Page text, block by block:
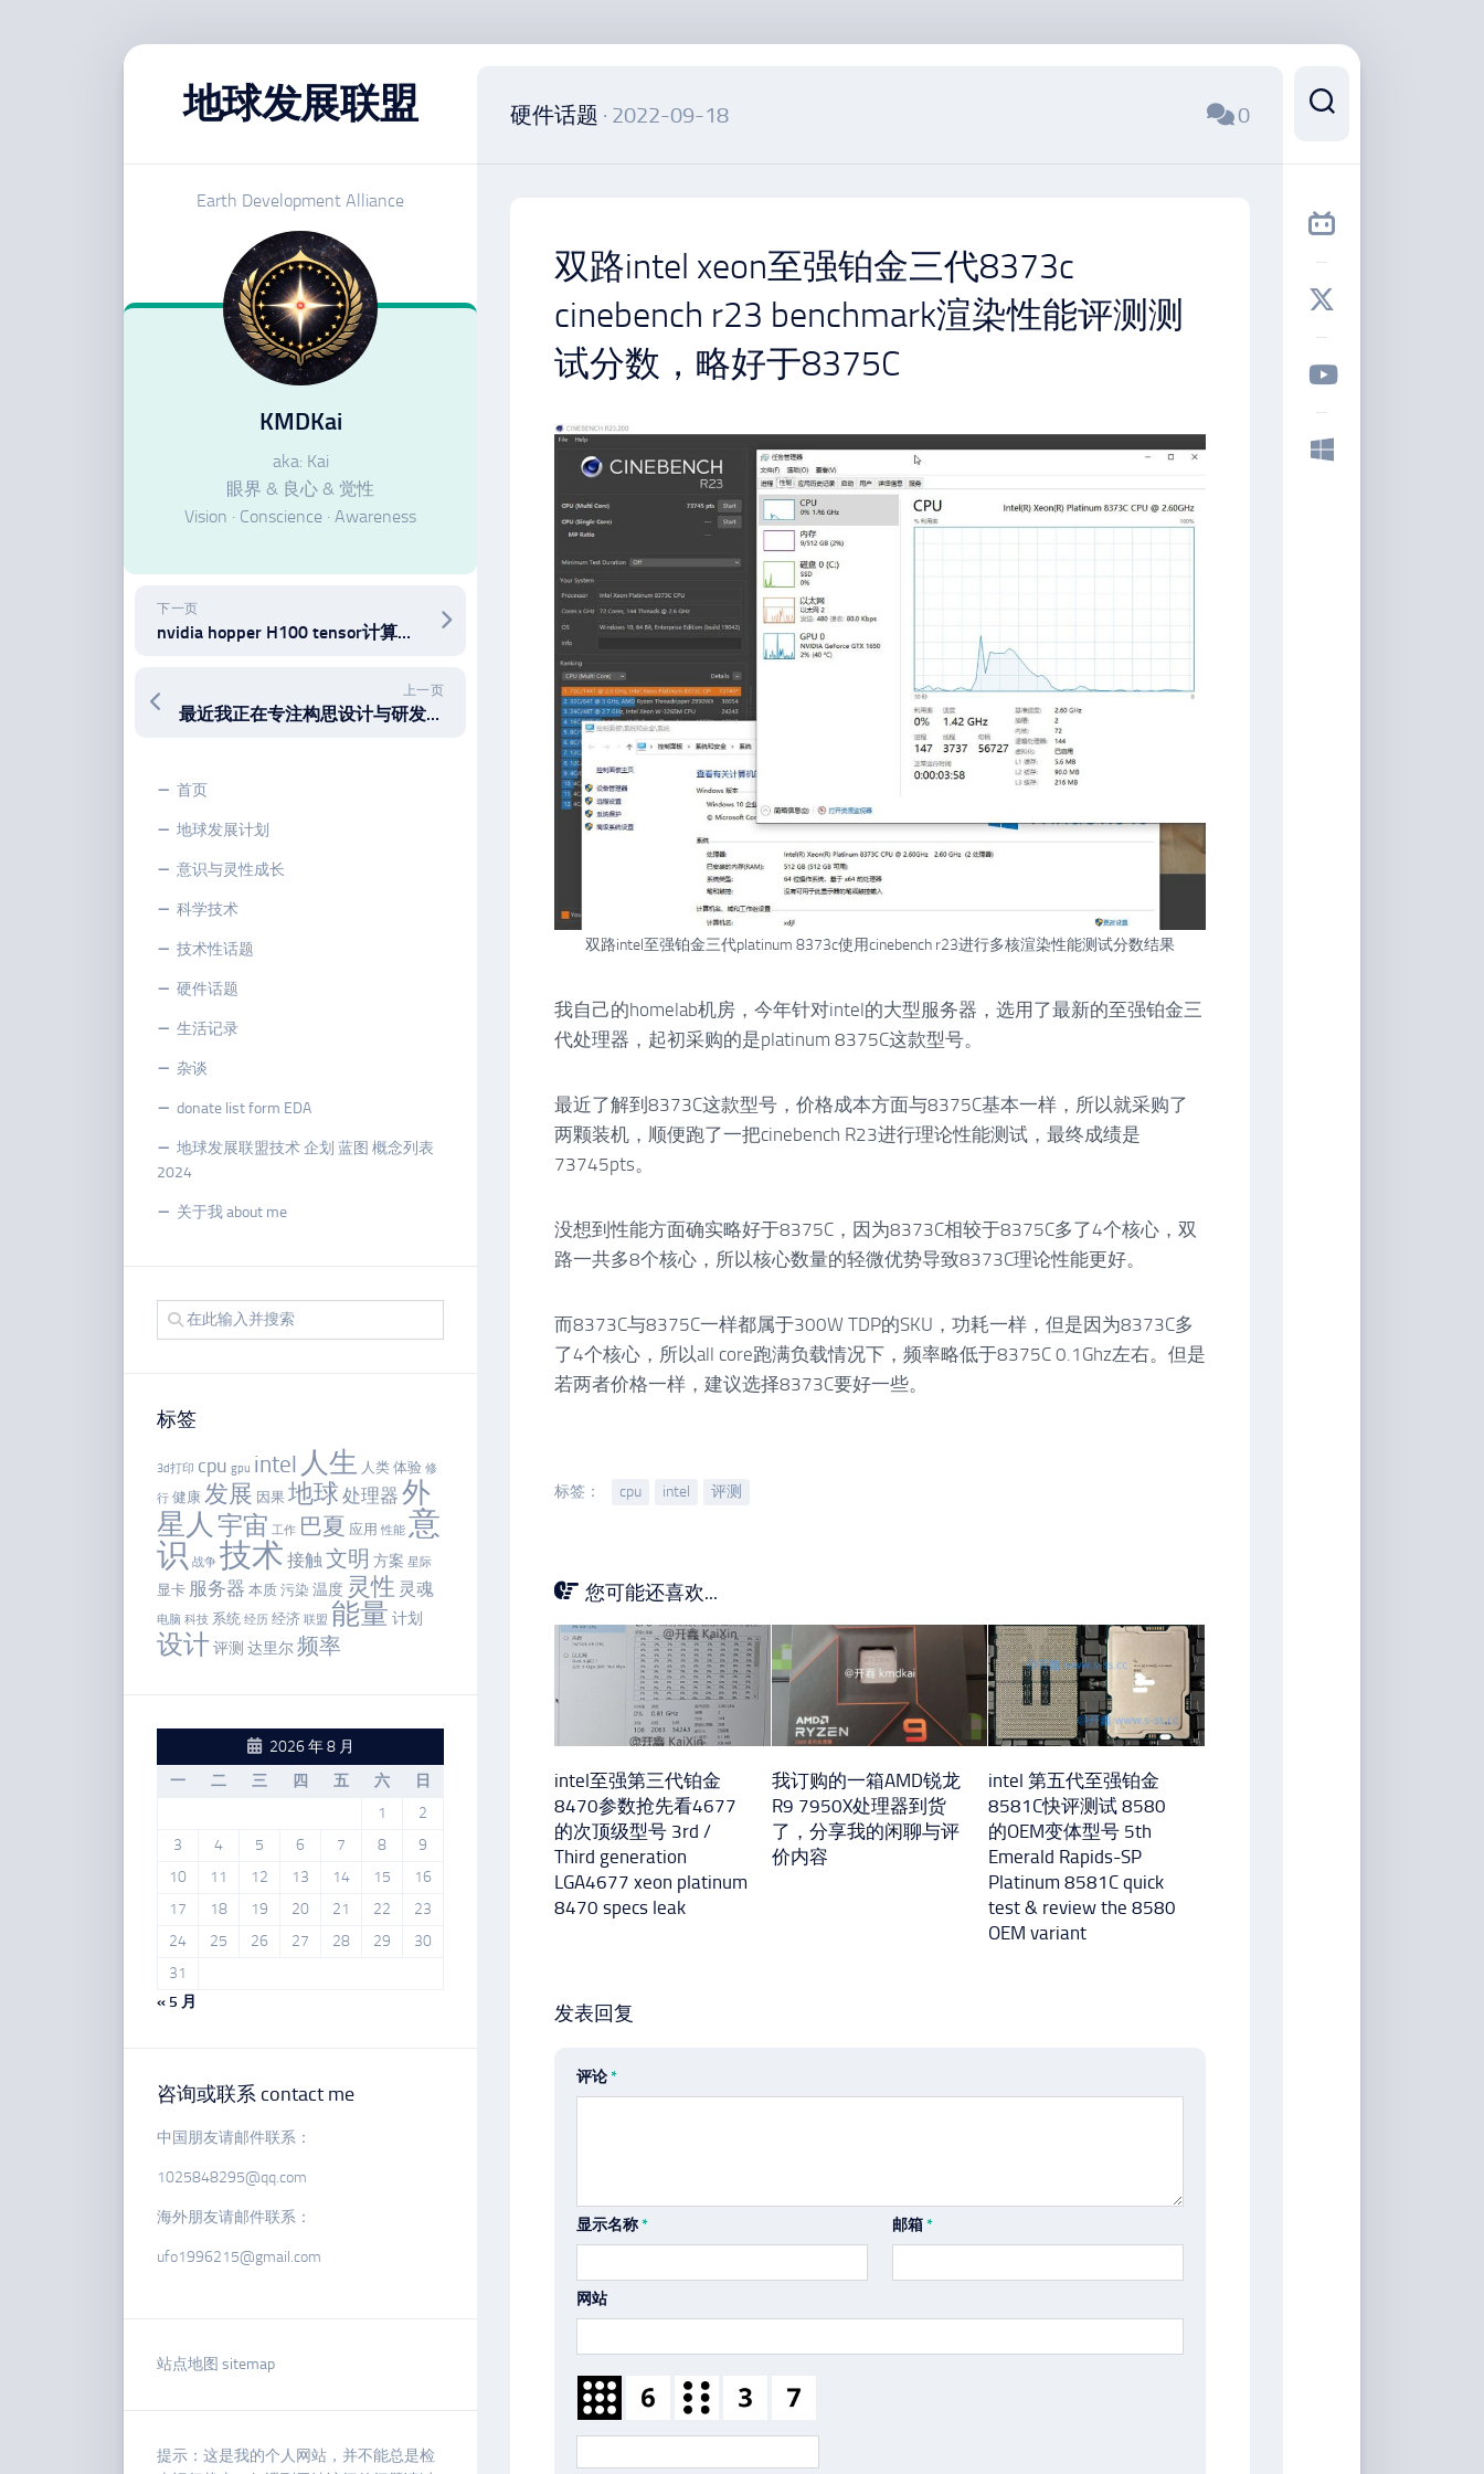
地球发展联盟
Earth Development Alliance
KMDKai
aka: Kai
眼界 & 良心 & 觉性
Vision · Conscience · Awareness
下一页
nvidia hopper H100 tensor计算卡的120GB HBM PCIE版本确实存在，相比80GB版本性能有所提升
上一页
最近我正在专注构思设计与研发制造的几个小玩意儿，代号‘火柴盒’、‘跷跷板’、‘口香糖’
首页
地球发展计划
意识与灵性成长
科学技术
技术性话题
硬件话题
生活记录
杂谈
donate list form EDA
地球发展联盟技术 企划 蓝图 概念列表
2024
关于我 about me
标签
3d打印 cpu gpu intel 人生 人类 体验 修
行 健康 发展 因果 地球 处理器 外
星人 宇宙 工作 巴夏 应用 性能 意
识 战争 技术 接触文明 方案 星际
显卡 服务器 本质 污染 温度 灵性 灵魂
电脑 科技 系统 经历 经济 联盟 能量 计划
设计评测 达里尔频率
2026 年 8 月
一
二 三 四 五 六
日
1
2
3
4 5 6 7 8
9
10
11 12 13 14 15
16
17
18 19 20 21 22
23
24
25 26 27 28 29
30
31
« 5 月
咨询或联系 contact me
中国朋友请邮件联系：
1025848295@qq.com
海外朋友请邮件联系：
ufo1996215@gmail.com
站点地图 sitemap
提示：这是我的个人网站，并不能总是检
硬件话题 · 2022-09-18 0
双路intel xeon至强铂金三代8373c
cinebench r23 benchmark渲染性能评测测
试分数，略好于8375C
双路intel至强铂金三代platinum 8373c使用cinebench r23进行多核渲染性能测试分数结果
我自己的homelab机房，今年针对intel的大型服务器，选用了最新的至强铂金三
代处理器，起初采购的是platinum 8375C这款型号。
最近了解到8373C这款型号，价格成本方面与8375C基本一样，所以就采购了
两颗装机，顺便跑了一把cinebench R23进行理论性能测试，最终成绩是
73745pts。
没想到性能方面确实略好于8375C，因为8373C相较于8375C多了4个核心，双
路一共多8个核心，所以核心数量的轻微优势导致8373C理论性能更好。
而8373C与8375C一样都属于300W TDP的SKU，功耗一样，但是因为8373C多
了4个核心，所以all core跑满负载情况下，频率略低于8375C 0.1Ghz左右。但是
若两者价格一样，建议选择8373C要好一些。
标签： cpu intel 评测
您可能还喜欢...
intel至强第三代铂金
8470参数抢先看4677
的次顶级型号 3rd /
Third generation
LGA4677 xeon platinum
8470 specs leak
我订购的一箱AMD锐龙
R9 7950X处理器到货
了，分享我的闲聊与评
价内容
intel 第五代至强铂金
8581C快评测试 8580
的OEM变体型号 5th
Emerald Rapids-SP
Platinum 8581C quick
test & review the 8580
OEM variant
发表回复
评论*
显示名称* 邮箱*
网站